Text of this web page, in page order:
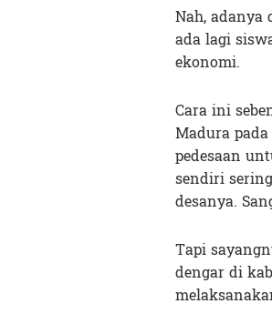
Nah,
ada lagi
ekonomi.
Cara ini
Madura
pedesaan
sendiri
desanya.
Tapi
dengar di